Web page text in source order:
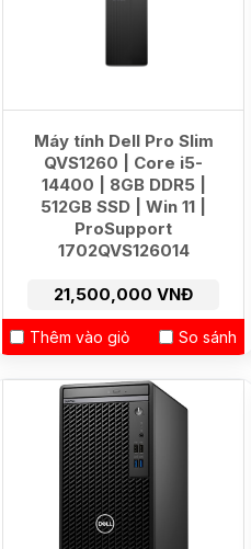
Máy tính Dell Pro Slim
QVS1260 | Core i5-
14400 | 8GB DDR5 |
512GB SSD | Win 11 |
ProSupport
1702QVS126014
21,500,000 VNĐ
Thêm vào giỏ So sánh